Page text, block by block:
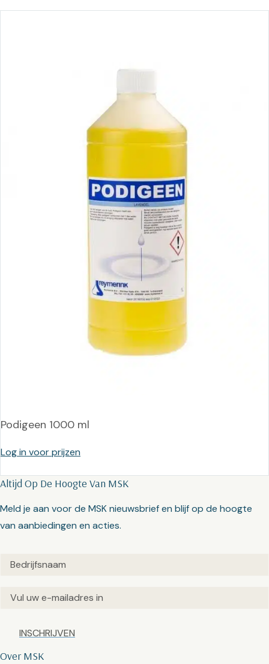
Podigeen 1000 ml
Log in voor prijzen
Over MSK
Altijd Op De Hoogte Van MSK
Meld je aan voor de MSK nieuwsbrief en blijf op de hoogte
van aanbiedingen en acties.
Untitled(Vereist)
Email(Vereist)
Captcha